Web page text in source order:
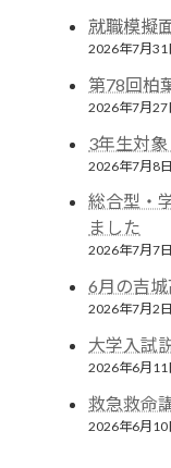
就職模擬
2026年7月31
第78回柏
2026年7月27
3年生対
2026年7月8日
総合型・
ました
2026年7月7日
6月の吉
2026年7月2日
大学入試
2026年6月11
救急救命
2026年6月10